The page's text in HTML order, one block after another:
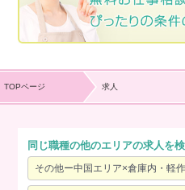
TOPページ 求人
同じ職種の他のエリアの求人を
その他ー中国エリア×倉庫内・軽